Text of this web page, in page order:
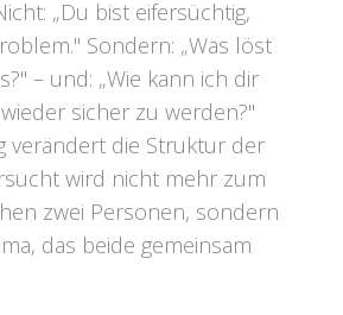
„Du bist eifersüchtig,
Sondern: „Was löst
– und: „Wie kann ich dir
sicher zu werden?"
verändert die Struktur der
wird nicht mehr zum
zwei Personen, sondern
das beide gemeinsam